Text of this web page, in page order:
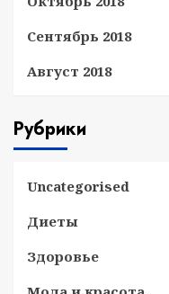
Сентябрь 2018
Август 2018
Рубрики
Uncategorised
Диеты
Здоровье